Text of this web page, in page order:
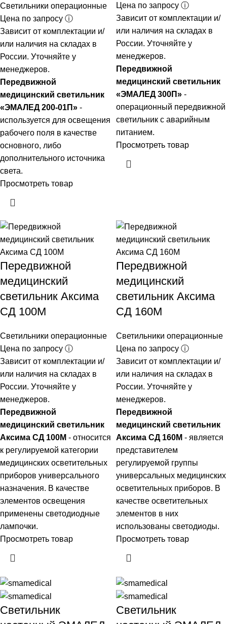
Светильники операционные
Цена по запросу ⓘ
Зависит от комплектации и/
или наличия на складах в
России. Уточняйте у
менеджеров.
Передвижной
медицинский светильник
«ЭМАЛЕД 200-01П» -
используется для освещения
рабочего поля в качестве
основного, либо
дополнительного источника
света.
Просмотреть товар
Цена по запросу ⓘ
Зависит от комплектации и/
или наличия на складах в
России. Уточняйте у
менеджеров.
Передвижной
медицинский светильник
«ЭМАЛЕД 300П» -
операционный передвижной
светильник с аварийным
питанием.
Просмотреть товар
Передвижной
медицинский
светильник Аксима
СД 100М
Светильники операционные
Цена по запросу ⓘ
Зависит от комплектации и/
или наличия на складах в
России. Уточняйте у
менеджеров.
Передвижной
медицинский светильник
Аксима СД 100М - относится
к регулируемой категории
медицинских осветительных
приборов универсального
назначения. В качестве
элементов освещения
применены светодиодные
лампочки.
Просмотреть товар
Передвижной
медицинский
светильник Аксима
СД 160М
Светильники операционные
Цена по запросу ⓘ
Зависит от комплектации и/
или наличия на складах в
России. Уточняйте у
менеджеров.
Передвижной
медицинский светильник
Аксима СД 160М - является
представителем
регулируемой группы
универсальных медицинских
осветительных приборов. В
качестве осветительных
элементов в них
использованы светодиоды.
Просмотреть товар
Светильник
Светильник